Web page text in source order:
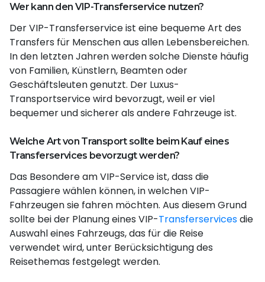
Wer kann den VIP-Transferservice nutzen?
Der VIP-Transferservice ist eine bequeme Art des
Transfers für Menschen aus allen Lebensbereichen.
In den letzten Jahren werden solche Dienste häufig
von Familien, Künstlern, Beamten oder
Geschäftsleuten genutzt. Der Luxus-
Transportservice wird bevorzugt, weil er viel
bequemer und sicherer als andere Fahrzeuge ist.
Welche Art von Transport sollte beim Kauf eines
Transferservices bevorzugt werden?
Das Besondere am VIP-Service ist, dass die
Passagiere wählen können, in welchen VIP-
Fahrzeugen sie fahren möchten. Aus diesem Grund
sollte bei der Planung eines VIP-Transferservicesdie
Auswahl eines Fahrzeugs, das für die Reise
verwendet wird, unter Berücksichtigung des
Reisethemas festgelegt werden.